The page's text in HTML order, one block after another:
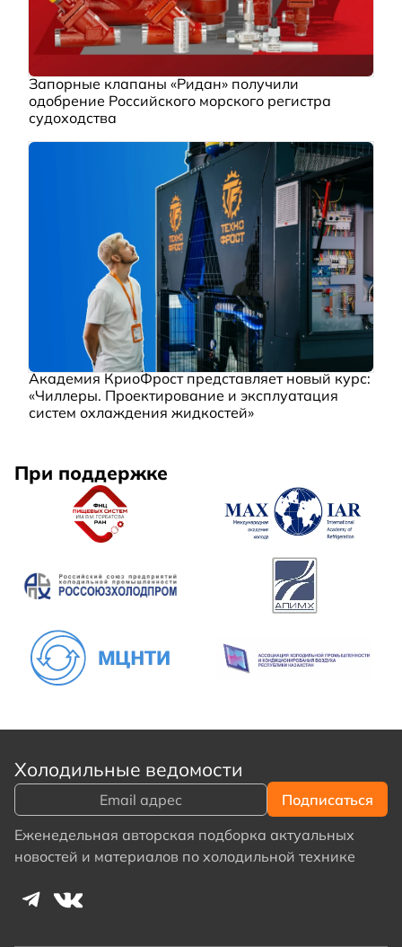
Запорные клапаны «Ридан» получили
одобрение Российского морского регистра
судоходства
Академия КриоФрост представляет новый курс:
«Чиллеры. Проектирование и эксплуатация
систем охлаждения жидкостей»
При поддержке
Холодильные ведомости
Еженедельная авторская подборка актуальных
новостей и материалов по холодильной технике